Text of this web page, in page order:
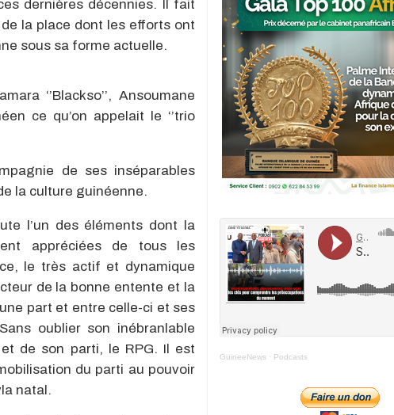
dernières décennies. Il fait
la place dont les efforts ont
sous sa forme actuelle.
‘’Blackso’’, Ansoumane
ce qu’on appelait le ‘’trio
de ses inséparables
la culture guinéenne.
l’un des éléments dont la
appréciées de tous les
le très actif et dynamique
de la bonne entente et la
part et entre celle-ci et ses
oublier son inébranlable
de son parti, le RPG. Il est
du parti au pouvoir
natal.
GuineeNews · Podcasts